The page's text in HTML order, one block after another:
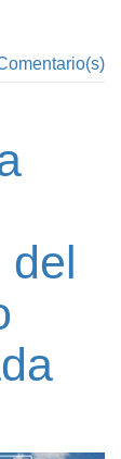
del